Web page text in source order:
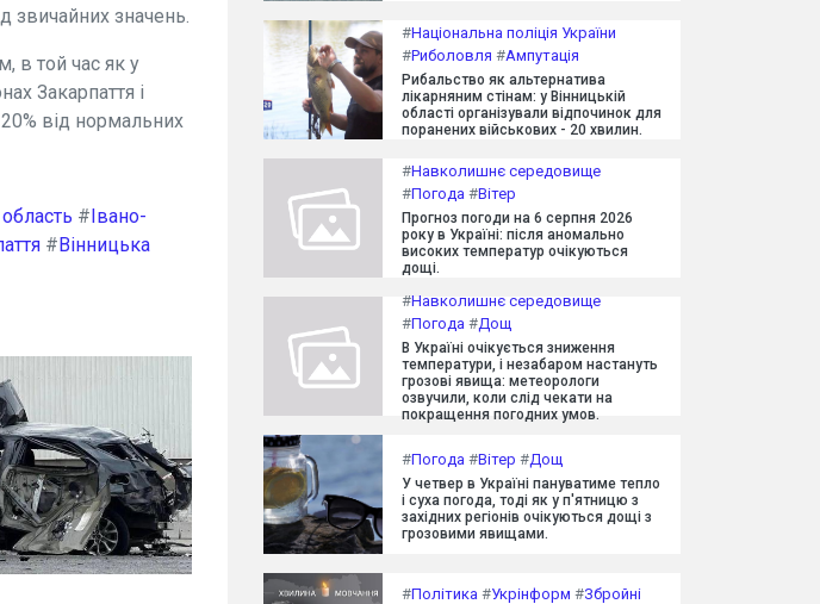
звичайних значень.
в той час як у
Закарпаття і
від нормальних
#Івано-
#Вінницька
#Національна поліція України
#Риболовля #Ампутація
Рибальство як альтернатива
лікарняним стінам: у Вінницькій
області організували відпочинок для
поранених військових - 20 хвилин.
#Навколишнє середовище
#Погода #Вітер
Прогноз погоди на 6 серпня 2026
року в Україні: після аномально
високих температур очікуються
дощі.
#Навколишнє середовище
#Погода #Дощ
В Україні очікується зниження
температури, і незабаром настануть
грозові явища: метеорологи
озвучили, коли слід чекати на
покращення погодних умов.
#Погода #Вітер #Дощ
У четвер в Україні пануватиме тепло
і суха погода, тоді як у п'ятницю з
західних регіонів очікуються дощі з
грозовими явищами.
#Політика #Укрінформ #Збройні